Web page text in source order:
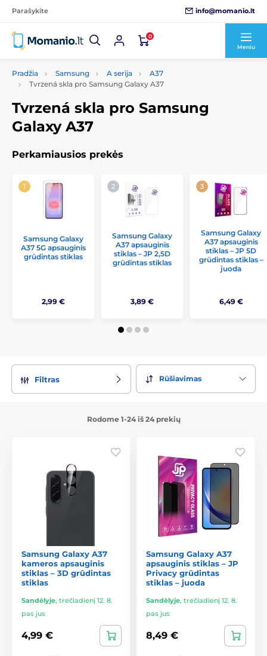
Parašykite info@momanio.lt
0
Meniu
Pradžia Samsung A serija
A37
Tvrzená skla pro Samsung Galaxy A37
Tvrzená skla pro Samsung
Galaxy A37
Perkamiausios prekės
Samsung Galaxy
A37 5G apsauginis
grūdintas stiklas
2,99 €
Samsung Galaxy
A37 apsauginis
stiklas – JP 2,5D
grūdintas stiklas
3,89 €
Samsung Galaxy
A37 apsauginis
stiklas – JP 5D
grūdintas stiklas –
juoda
6,49 €
Filtras Rūšiavimas
Rodome 1-24 iš 24 prekių
Samsung Galaxy A37
kameros apsauginis
stiklas – 3D grūdintas
stiklas
Sandėlyje, trečiadienį 12. 8.
pas jus
4,99 €
Samsung Galaxy A37
apsauginis stiklas – JP
Privacy grūdintas
stiklas – juoda
Sandėlyje, trečiadienį 12. 8.
pas jus
8,49 €